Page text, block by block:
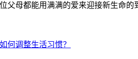
父母都能用满满的爱来迎接新生命的
何调整生活习惯？